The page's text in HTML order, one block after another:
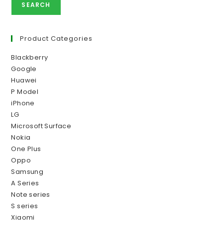
SEARCH
Product Categories
Blackberry
Google
Huawei
P Model
iPhone
LG
Microsoft Surface
Nokia
One Plus
Oppo
Samsung
A Series
Note series
S series
Xiaomi